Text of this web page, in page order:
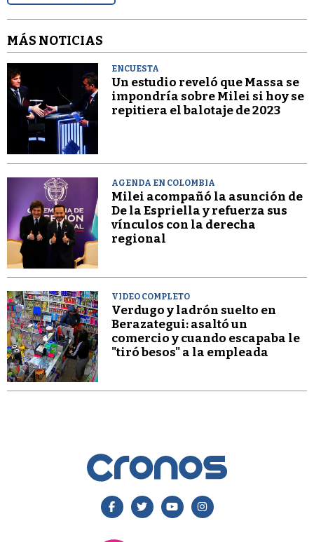
MÁS NOTICIAS
ENCUESTA
Un estudio reveló que Massa se
impondría sobre Milei si hoy se
repitiera el balotaje de 2023
AGENDA EN COLOMBIA
Milei acompañó la asunción de
De la Espriella y refuerza sus
vínculos con la derecha
regional
VIDEO COMPLETO
Verdugo y ladrón suelto en
Berazategui: asaltó un
comercio y cuando escapaba le
"tiró besos" a la empleada